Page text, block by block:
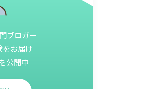
ブロガー
お届け
公開中